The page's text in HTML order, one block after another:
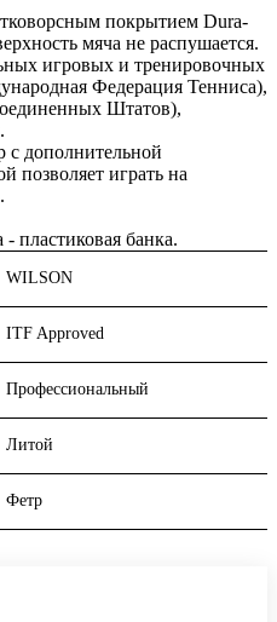
покрытием Dura-
мяча не распушается.
игровых и тренировочных
Федерация Тенниса),
Штатов),
дополнительной
позволяет играть на
банка.
WILSON
ITF Approved
Профессиональный
Литой
Фетр